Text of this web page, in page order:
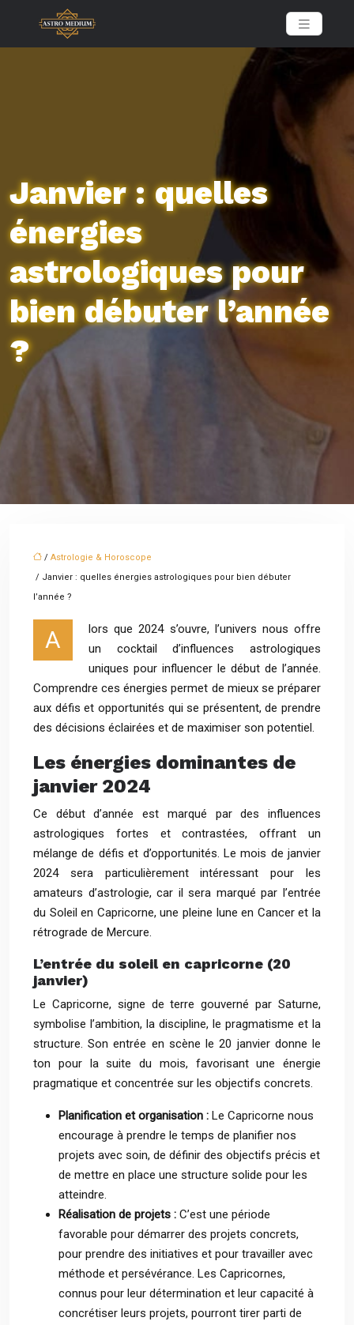
Janvier : quelles
énergies
astrologiques pour
bien débuter l’année
?
/ Astrologie & Horoscope
/ Janvier : quelles énergies astrologiques pour bien débuter
l’année ?
A
lors que 2024 s’ouvre, l’univers nous offre
un cocktail d’influences astrologiques
uniques pour influencer le début de l’année.
Comprendre ces énergies permet de mieux se préparer
aux défis et opportunités qui se présentent, de prendre
des décisions éclairées et de maximiser son potentiel.
Les énergies dominantes de
janvier 2024
Ce début d’année est marqué par des influences
astrologiques fortes et contrastées, offrant un
mélange de défis et d’opportunités. Le mois de janvier
2024 sera particulièrement intéressant pour les
amateurs d’astrologie, car il sera marqué par l’entrée
du Soleil en Capricorne, une pleine lune en Cancer et la
rétrograde de Mercure.
L’entrée du soleil en capricorne (20
janvier)
Le Capricorne, signe de terre gouverné par Saturne,
symbolise l’ambition, la discipline, le pragmatisme et la
structure. Son entrée en scène le 20 janvier donne le
ton pour la suite du mois, favorisant une énergie
pragmatique et concentrée sur les objectifs concrets.
Planification et organisation : Le Capricorne nous
encourage à prendre le temps de planifier nos
projets avec soin, de définir des objectifs précis et
de mettre en place une structure solide pour les
atteindre.
Réalisation de projets : C’est une période
favorable pour démarrer des projets concrets,
pour prendre des initiatives et pour travailler avec
méthode et persévérance. Les Capricornes,
connus pour leur détermination et leur capacité à
concrétiser leurs projets, pourront tirer parti de